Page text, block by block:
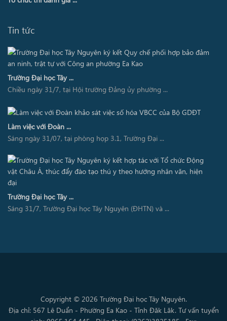
Tin tức
Trường Đại học Tây ...
Chiều ngày 31/7, tại Hội trường Đảng ủy phường ...
Làm việc với Đoàn ...
Sáng ngày 31/07, tại phòng họp 3.1, Trường Đại ...
Trường Đại học Tây ...
Sáng 31/7, Trường Đại học Tây Nguyên (ĐHTN) và ...
Copyright © 2026 Trường Đại học Tây Nguyên.
Địa chỉ: 567 Lê Duẩn - Phường Ea Kao - Tỉnh Đăk Lăk. Tư vấn tuyển